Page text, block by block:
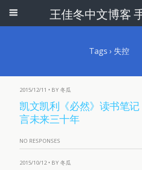
王佳冬中文博客
Tags › 失控
2015/12/11 • BY 冬瓜
凯文凯利《必然》读书笔
言未来三十年
NO RESPONSES
2015/10/12 • BY 冬瓜